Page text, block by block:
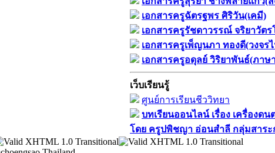
เอกสารครูฉัตรฐพร ศิริวัน(เคมี)
เอกสารครูรัชดาวรรณ์ จริยาวัต
เอกสารครูเพ็ญนภา ทองดี(วงจร
เอกสารครูอดุลย์ วิริยาพันธ์(ภาษ
เว็บเรียนรู้
ศูนย์การเรียนชีววิทยา
บทเรียนออนไลน์​ เรื่อง​ เครื่องด
โดย​ ครูปพิชญา​ อ่อนสำลี​ กลุ่มสาระ